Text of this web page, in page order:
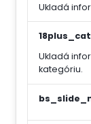
Ukladá
Ukladá
kategóriu.